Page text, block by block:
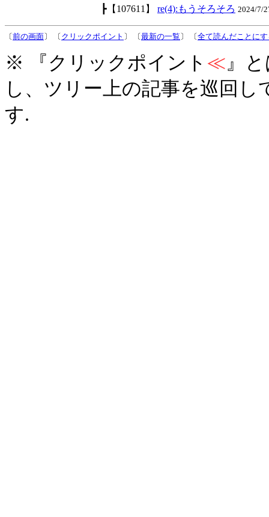
┣【107611】 re(4):もうそろそろ 2024/7/
〔前の画面〕 〔 クリックポイント 〕 〔最新の一覧 〕 〔全て読んだことに
※ 『クリックポイント ≪』
し、ツリー上の記事を巡回
す.